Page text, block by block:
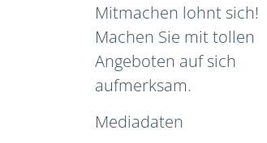
Mitmachen lohnt sich!
Machen Sie mit tollen
Angeboten auf sich
aufmerksam.
Mediadaten